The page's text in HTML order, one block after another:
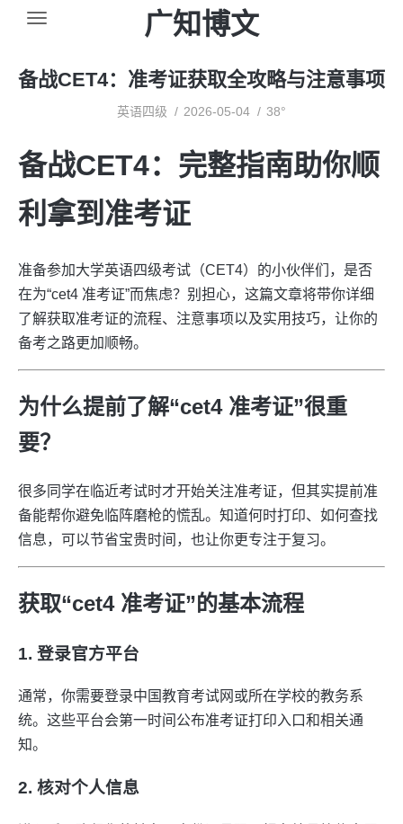
广知博文
备战CET4：准考证获取全攻略与注意事项
英语四级 2026-05-04 38°
备战CET4：完整指南助你顺
利拿到准考证
准备参加大学英语四级考试（CET4）的小伙伴们，是否
在为“cet4 准考证”而焦虑？别担心，这篇文章将带你详细
了解获取准考证的流程、注意事项以及实用技巧，让你的
备考之路更加顺畅。
为什么提前了解“cet4 准考证”很重
要？
很多同学在临近考试时才开始关注准考证，但其实提前准
备能帮你避免临阵磨枪的慌乱。知道何时打印、如何查找
信息，可以节省宝贵时间，也让你更专注于复习。
获取“cet4 准考证”的基本流程
1. 登录官方平台
通常，你需要登录中国教育考试网或所在学校的教务系
统。这些平台会第一时间公布准考证打印入口和相关通
知。
2. 核对个人信息